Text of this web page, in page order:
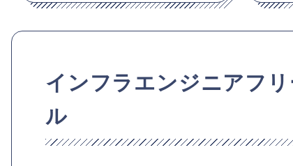
インフラエンジニアフ
ル